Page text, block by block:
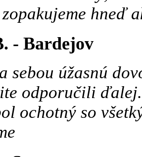
hneď
- Bardejov
sebou úžasnú
odporučili
ochotný so